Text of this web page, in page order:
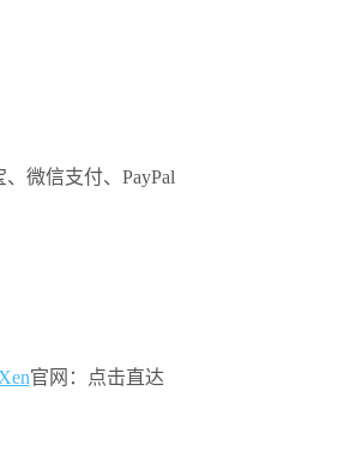
、微信支付、PayPal
官网：点击直达